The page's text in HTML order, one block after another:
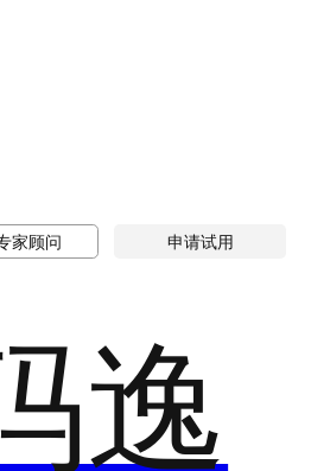
家顾问 申请试用
逸